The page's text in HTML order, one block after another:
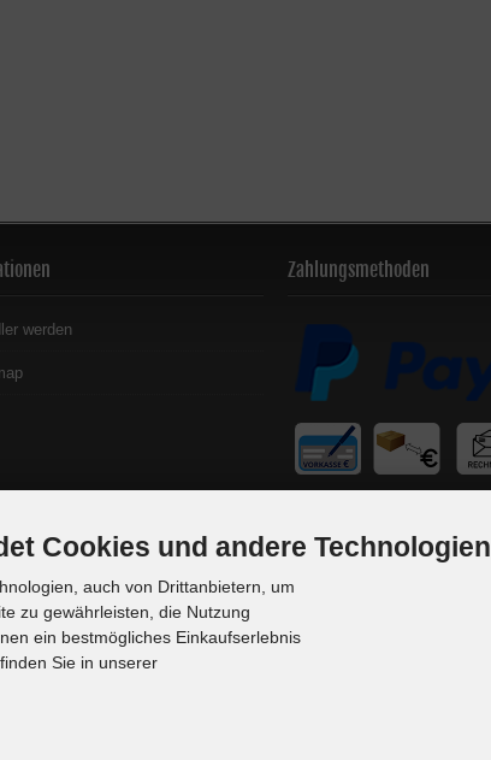
werden
Zahlungsmethoden
Cookies und andere Technologien
auch von Drittanbietern, um
zu gewährleisten, die Nutzung
ein bestmögliches Einkaufserlebnis
Sie in unserer